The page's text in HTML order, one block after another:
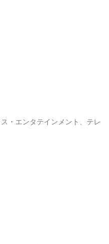
・エンタテインメント、テレ